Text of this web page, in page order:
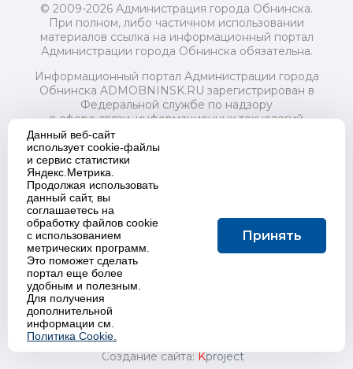
© 2009-2026 Администрация города Обнинска.
При полном, либо частичном использовании
материалов ссылка на информационный портал
Администрации города Обнинска обязательна.
Информационный портал Администрации города
Обнинска ADMOBNINSK.RU зарегистрирован в
Федеральной службе по надзору
в сфере связи, информационных технологий
и массовых коммуникаций (Роскомнадзор) 24 июля
2018 года.
Свидетельство о регистрации Эл № ФС77-73321
Учредитель: Администрация (исполнительно-
распорядительный орган) городского округа "Город
Обнинск". Главный редактор: Байкова Е.А.
Адрес электронной почты Редакции:
redactor@admobninsk.ru
Телефон Редакции: +7 (484) 395-85-85
Настоящий ресурс содержит материалы 18+
Политика в отношении обработки персональных
Создание сайта:Kproject
Данный веб-сайт
использует cookie-файлы
и сервис статистики
Яндекс.Метрика.
Продолжая использовать
данный сайт, вы
соглашаетесь на
обработку файлов cookie
с использованием
метрических программ.
Это поможет сделать
портал еще более
удобным и полезным.
Для получения
дополнительной
информации см.
Политика Cookie.
Принять